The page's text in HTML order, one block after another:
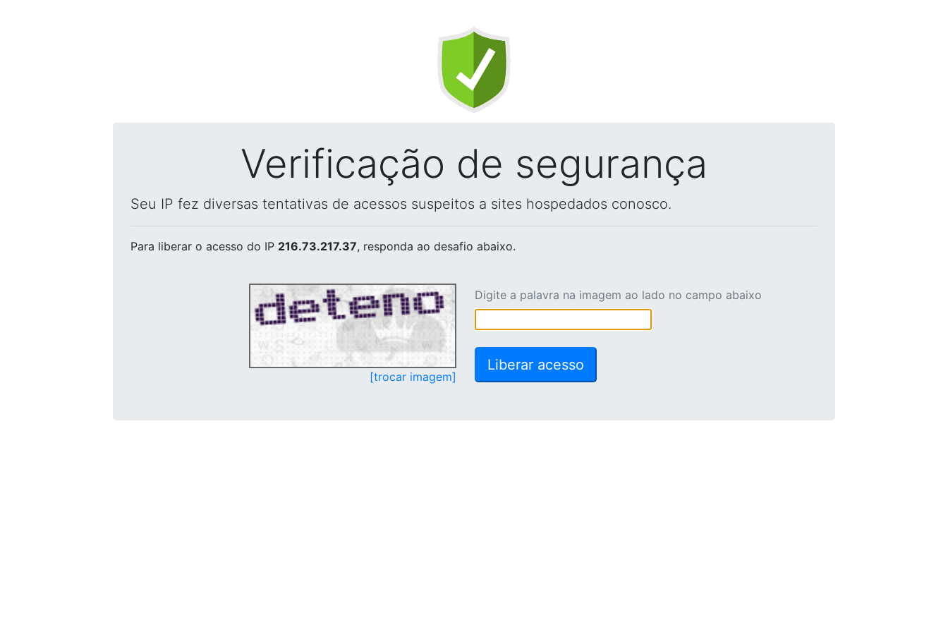
Verificação de segurança
Seu IP fez diversas tentativas de acessos suspeitos a sites hospedados conosco.
Para liberar o acesso do IP 216.73.217.37, responda ao desafio abaixo.
[trocar imagem]
Digite a palavra na imagem ao lado no campo abaixo